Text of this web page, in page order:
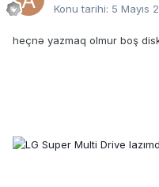
Konu tarihi: 5 Mayıs
heçnə yazmaq olmur boş